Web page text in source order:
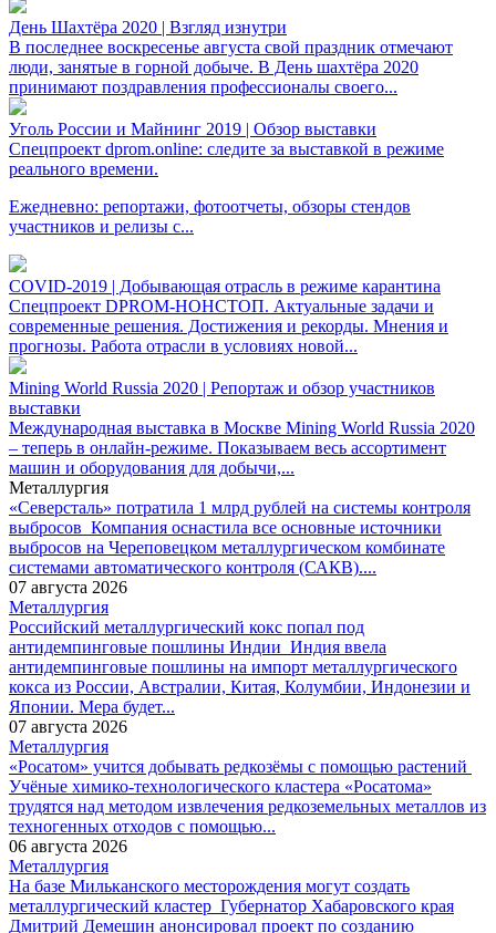
День Шахтёра 2020 | Взгляд изнутри
В последнее воскресенье августа свой праздник отмечают
люди, занятые в горной добыче. В День шахтёра 2020
принимают поздравления профессионалы своего...
Уголь России и Майнинг 2019 | Обзор выставки
Спецпроект dprom.online: следите за выставкой в режиме
реального времени.
Ежедневно: репортажи, фотоотчеты, обзоры стендов
участников и релизы с...
COVID-2019 | Добывающая отрасль в режиме карантина
Спецпроект DPROM-НОНСТОП. Актуальные задачи и
современные решения. Достижения и рекорды. Мнения и
прогнозы. Работа отрасли в условиях новой...
Mining World Russia 2020 | Репортаж и обзор участников
выставки
Международная выставка в Москве Mining World Russia 2020
– теперь в онлайн-режиме. Показываем весь ассортимент
машин и оборудования для добычи,...
Металлургия
«Северсталь» потратила 1 млрд рублей на системы контроля
выбросов Компания оснастила все основные источники
выбросов на Череповецком металлургическом комбинате
системами автоматического контроля (САКВ)....
07 августа 2026
Металлургия
Российский металлургический кокс попал под
антидемпинговые пошлины Индии Индия ввела
антидемпинговые пошлины на импорт металлургического
кокса из России, Австралии, Китая, Колумбии, Индонезии и
Японии. Мера будет...
07 августа 2026
Металлургия
«Росатом» учится добывать редкозёмы с помощью растений
Учёные химико-технологического кластера «Росатома»
трудятся над методом извлечения редкоземельных металлов из
техногенных отходов с помощью...
06 августа 2026
Металлургия
На базе Мильканского месторождения могут создать
металлургический кластер Губернатор Хабаровского края
Дмитрий Демешин анонсировал проект по созданию